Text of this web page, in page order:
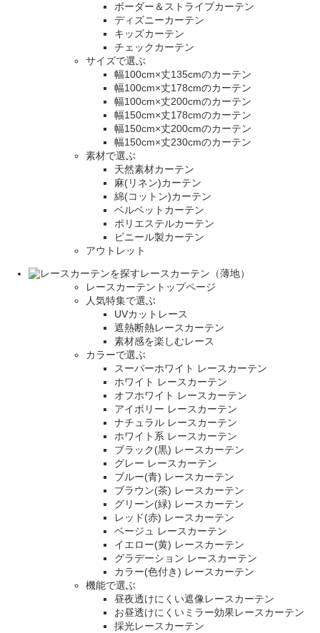
ボーダー＆ストライプカーテン
ディズニーカーテン
キッズカーテン
チェックカーテン
サイズで選ぶ
幅100cm×丈135cmのカーテン
幅100cm×丈178cmのカーテン
幅100cm×丈200cmのカーテン
幅150cm×丈178cmのカーテン
幅150cm×丈200cmのカーテン
幅150cm×丈230cmのカーテン
素材で選ぶ
天然素材カーテン
麻(リネン)カーテン
綿(コットン)カーテン
ベルベットカーテン
ポリエステルカーテン
ビニール製カーテン
アウトレット
レースカーテン（薄地）
レースカーテントップページ
人気特集で選ぶ
UVカットレース
遮熱断熱レースカーテン
素材感を楽しむレース
カラーで選ぶ
スーパーホワイト レースカーテン
ホワイト レースカーテン
オフホワイト レースカーテン
アイボリー レースカーテン
ナチュラル レースカーテン
ホワイト系 レースカーテン
ブラック(黒) レースカーテン
グレー レースカーテン
ブルー(青) レースカーテン
ブラウン(茶) レースカーテン
グリーン(緑) レースカーテン
レッド(赤) レースカーテン
ベージュ レースカーテン
イエロー(黄) レースカーテン
グラデーション レースカーテン
カラー(色付き) レースカーテン
機能で選ぶ
昼夜透けにくい遮像レースカーテン
お昼透けにくいミラー効果レースカーテン
採光レースカーテン